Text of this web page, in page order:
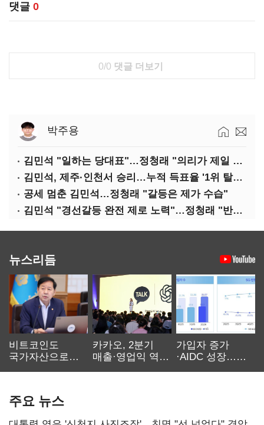
댓글 0
0/0 댓글 더보기
박주용
김민석 "일하는 당대표"…정청래 "의리가 제일 중요"
김민석, 제주·인천서 승리…누적 득표율 '1위 탈환'(종합)
공세 멈춘 김민석…정청래 "갈등은 제가 수습"
김민석 "경선갈등 완전 제로 노력"…정청래 "반명 공세 사과부터"
뉴스리듬
비트코인도
국가자산으로…'
카카오, 2분기
매출·영업익 역대
가입자 증가
·AIDC 성장…
주요 뉴스